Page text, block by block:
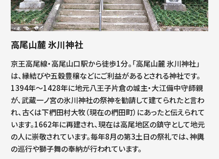
高尾山麓 氷川神社
京王高尾線・高尾山口駅から徒歩1分。「高尾山麓 氷川神社」
は、縁結びや五穀豊穣などにご利益があるとされる神社です。
1394年～1428年に地元八王子片倉の城主・大江備中守師親
が、武蔵一ノ宮の氷川神社の祭神を勧請して建てられたと言わ
れ、古くは下椚田村大牧（現在の椚田町）にあったと伝えられて
います。1662年に再建され、現在は高尾地区の鎮守として地元
の人に崇敬されています。毎年8月の第3土日の祭礼では、神輿
の巡行や獅子舞の奉納が行われています。